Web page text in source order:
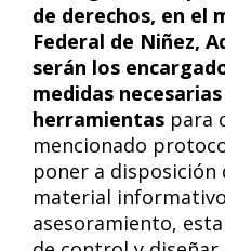
de derechos, en el
Federal de Niñez,
serán los
medidas
herramientas para
mencionado
poner a
material
asesoramiento,